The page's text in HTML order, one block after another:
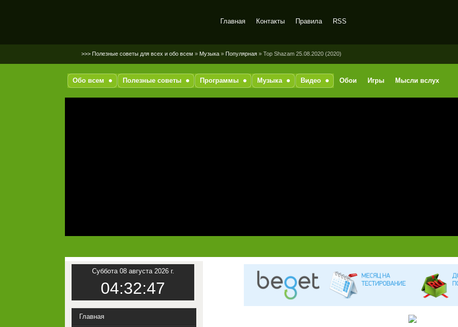
Главная Контакты Правила RSS
>>> Полезные советы для всех и обо всем » Музыка » Популярная » Top Shazam 25.08.2020 (2020)
Обо всем Полезные советы Программы Музыка Видео Обои Игры Мысли вслух
Суббота 08 августа 2026 г.
04:32:47
Главная